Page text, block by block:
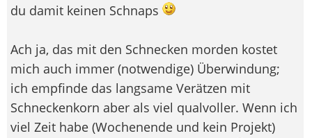
du damit keinen Schnaps
Ach ja, das mit den Schnecken morden kostet
mich auch immer (notwendige) Überwindung;
ich empfinde das langsame Verätzen mit
Schneckenkorn aber als viel qualvoller. Wenn ich
viel Zeit habe (Wochenende und kein Projekt)